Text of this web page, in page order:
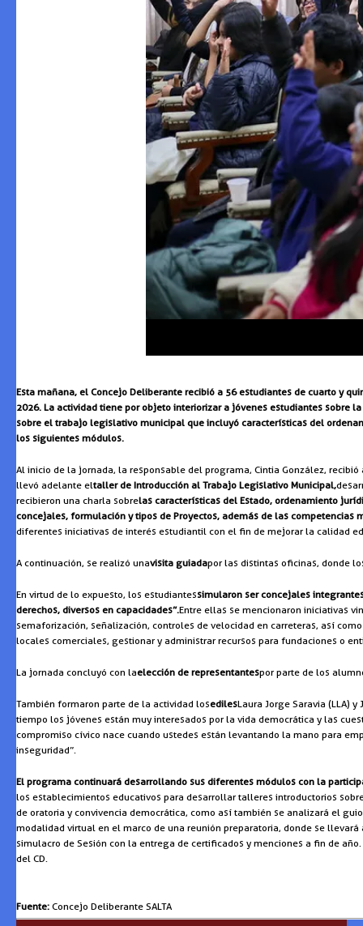
Esta mañana, el Concejo Deliberante recibió a 56 estudiantes de cuarto y
2026. La actividad tiene por objeto interiorizar a jóvenes estudiantes sobre
sobre el trabajo legislativo municipal que incluyó características del
los siguientes módulos.
Al inicio de la jornada, la responsable del programa, Cintia González,
llevó adelante eltaller de Introducción al Trabajo Legislativo Municipal,
recibieron una charla sobrelas características del Estado, ordenamiento
concejales, formulación y tipos de Proyectos, además de las competencias
diferentes iniciativas de interés estudiantil con el fin de mejorar la calidad
A continuación, se realizó unavisita guiadapor las distintas oficinas, donde
En virtud de lo expuesto, los estudiantessimularon ser concejales
derechos, diversos en capacidades”.Entre ellas se mencionaron iniciativas
semaforización, señalización, controles de velocidad en carreteras, así
locales comerciales, gestionar y administrar recursos para fundaciones o
La jornada concluyó con laelección de representantespor parte de los
También formaron parte de la actividad losedilesLaura Jorge Saravia (LLA) y
tiempo los jóvenes están muy interesados por la vida democrática y las
compromiso cívico nace cuando ustedes están levantando la mano para
inseguridad”.
El programa continuará desarrollando sus diferentes módulos con la
los establecimientos educativos para desarrollar talleres introductorios
de oratoria y convivencia democrática, como así también se analizará el
modalidad virtual en el marco de una reunión preparatoria, donde se
simulacro de Sesión con la entrega de certificados y menciones a fin de
del CD.
Fuente: Concejo Deliberante SALTA